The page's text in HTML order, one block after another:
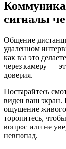
сигналы
Общение
удаленном
как вы это
через камеру —
доверия.
Постарайтесь
виден ваш экран.
ощущение живого
торопитесь,
вопрос или не
невпопад.